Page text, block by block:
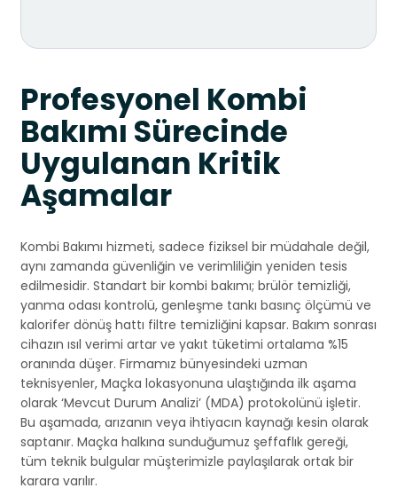
Profesyonel Kombi
Bakımı Sürecinde
Uygulanan Kritik
Aşamalar
Kombi Bakımı hizmeti, sadece fiziksel bir müdahale değil,
aynı zamanda güvenliğin ve verimliliğin yeniden tesis
edilmesidir. Standart bir kombi bakımı; brülör temizliği,
yanma odası kontrolü, genleşme tankı basınç ölçümü ve
kalorifer dönüş hattı filtre temizliğini kapsar. Bakım sonrası
cihazın ısıl verimi artar ve yakıt tüketimi ortalama %15
oranında düşer. Firmamız bünyesindeki uzman
teknisyenler, Maçka lokasyonuna ulaştığında ilk aşama
olarak ‘Mevcut Durum Analizi’ (MDA) protokolünü işletir.
Bu aşamada, arızanın veya ihtiyacın kaynağı kesin olarak
saptanır. Maçka halkına sunduğumuz şeffaflık gereği,
tüm teknik bulgular müşterimizle paylaşılarak ortak bir
karara varılır.